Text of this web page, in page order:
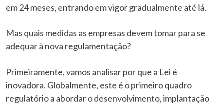
em 24 meses, entrando em vigor gradualmente até lá.
Mas quais medidas as empresas devem tomar para se
adequar à nova regulamentação?
Primeiramente, vamos analisar por que a Lei é
inovadora. Globalmente, este é o primeiro quadro
regulatório a abordar o desenvolvimento, implantação